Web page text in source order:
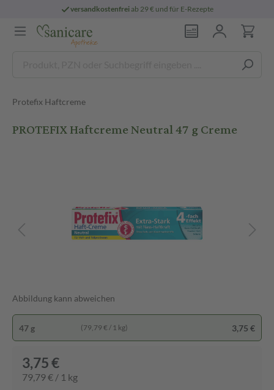
versandkostenfreiab 29 € und für E-Rezepte
Protefix Haftcreme
PROTEFIX Haftcreme Neutral 47 g Creme
Abbildung kann abweichen
47 g (79,79 € / 1 kg) 3,75 €
3,75 €
79,79 € / 1 kg